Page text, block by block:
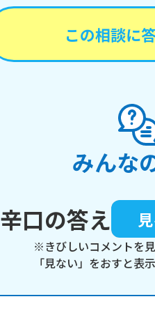
この相談に
みんな
辛口の答え
※きびしいコメントを
「見ない」をおすと表